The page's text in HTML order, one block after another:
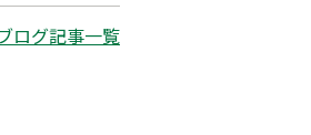
ログ記事一覧